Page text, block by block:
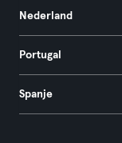
Nederland
Portugal
Spanje